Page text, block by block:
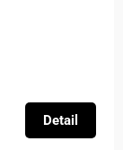
Detail